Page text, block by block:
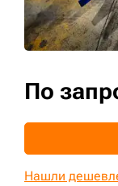
По
Нашли